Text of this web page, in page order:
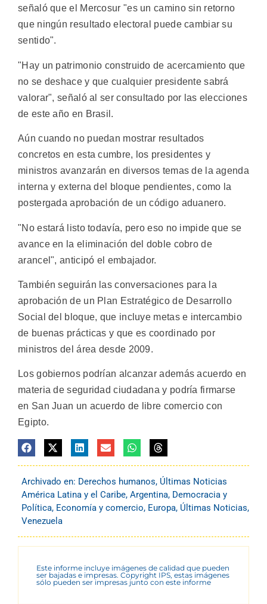
señaló que el Mercosur "es un camino sin retorno
que ningún resultado electoral puede cambiar su
sentido".
"Hay un patrimonio construido de acercamiento que
no se deshace y que cualquier presidente sabrá
valorar", señaló al ser consultado por las elecciones
de este año en Brasil.
Aún cuando no puedan mostrar resultados
concretos en esta cumbre, los presidentes y
ministros avanzarán en diversos temas de la agenda
interna y externa del bloque pendientes, como la
postergada aprobación de un código aduanero.
"No estará listo todavía, pero eso no impide que se
avance en la eliminación del doble cobro de
arancel", anticipó el embajador.
También seguirán las conversaciones para la
aprobación de un Plan Estratégico de Desarrollo
Social del bloque, que incluye metas e intercambio
de buenas prácticas y que es coordinado por
ministros del área desde 2009.
Los gobiernos podrían alcanzar además acuerdo en
materia de seguridad ciudadana y podría firmarse
en San Juan un acuerdo de libre comercio con
Egipto.
Archivado en: Derechos humanos, Últimas Noticias
América Latina y el Caribe, Argentina, Democracia y
Política, Economía y comercio, Europa, Últimas Noticias,
Venezuela
Este informe incluye imágenes de calidad que pueden
ser bajadas e impresas. Copyright IPS, estas imágenes
sólo pueden ser impresas junto con este informe